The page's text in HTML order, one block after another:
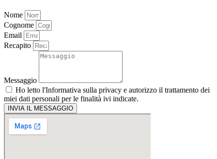
Nome
Cognome
Email
Recapito
Messaggio
Ho letto l'Informativa sulla privacy e autorizzo il trattamento dei
miei dati personali per le finalità ivi indicate.
INVIA IL MESSAGGIO